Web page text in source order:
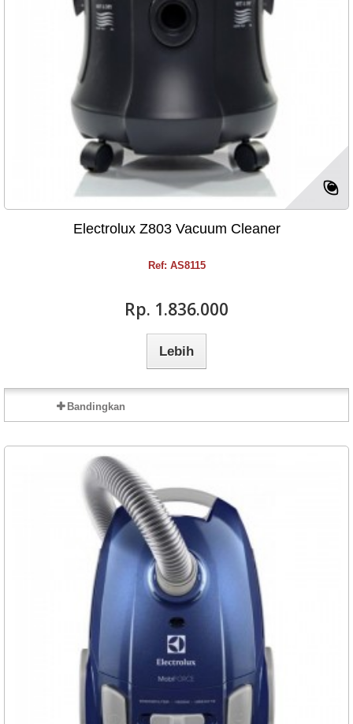
Electrolux Z803 Vacuum Cleaner
Ref: AS8115
Rp‎. 1.836.000
Lebih
Bandingkan